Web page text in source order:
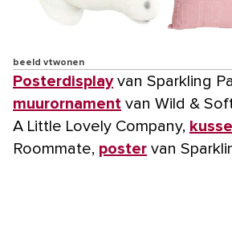
beeld vtwonen
Posterdisplayvan Sparkling
muurornament van Wild &
A Little Lovely Company,
Roommate, poster van